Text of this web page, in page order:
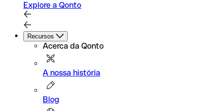
Explore a Qonto
Recursos
Acerca da Qonto
A nossa história
Blog